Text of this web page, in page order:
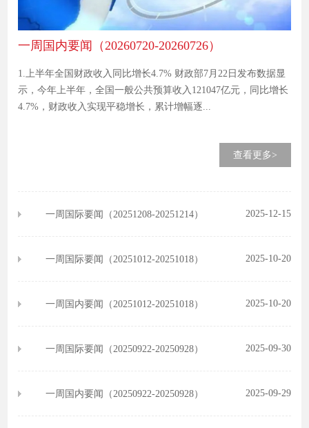
一周国内要闻（20260720-20260726）
1.上半年全国财政收入同比增长4.7% 财政部7月22日发布数据显
示，今年上半年，全国一般公共预算收入121047亿元，同比增长
4.7%，财政收入实现平稳增长，累计增幅逐...
查看更多>
一周国际要闻（20251208-20251214） 2025-12-15
一周国际要闻（20251012-20251018） 2025-10-20
一周国内要闻（20251012-20251018） 2025-10-20
一周国际要闻（20250922-20250928） 2025-09-30
一周国内要闻（20250922-20250928） 2025-09-29